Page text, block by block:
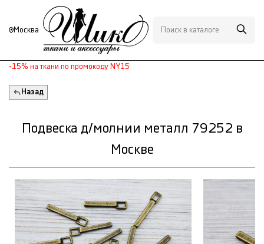
Москва
-15% на ткани по промокоду NY15
Назад
Подвеска д/молнии металл 79252 в
Москве